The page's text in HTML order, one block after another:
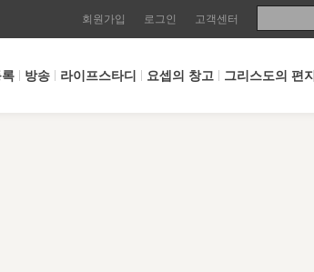
회원가입 로그인 고객센터
방송 라이프스타디 요셉의 창고 그리스도의 편지